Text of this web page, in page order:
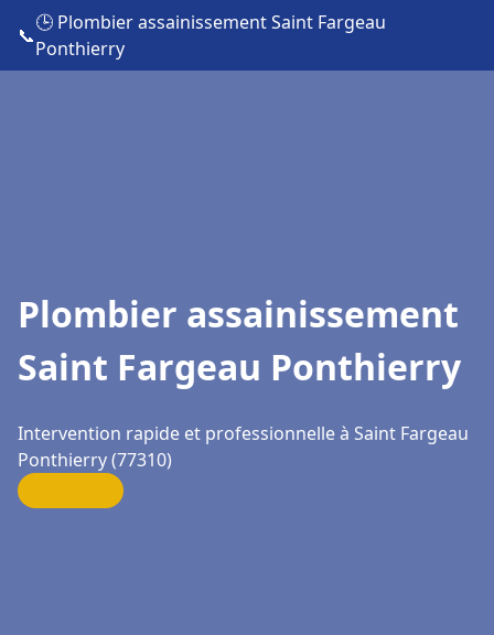
📞
🕒 Plombier assainissement Saint Fargeau
Ponthierry
Plombier assainissement
Saint Fargeau Ponthierry
Intervention rapide et professionnelle à Saint Fargeau
Ponthierry (77310)